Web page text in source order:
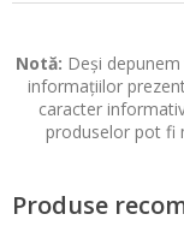
Notă: Deși
informațiilor
caracter
produselor pot fi
Produse